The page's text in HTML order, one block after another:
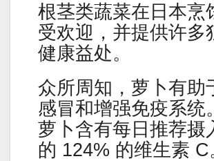
根茎类蔬菜在日本烹
受欢迎，并提供许多
健康益处。
众所周知，萝卜有助
感冒和增强免疫系统
萝卜含有每日推荐摄
的 124% 的维生素 C